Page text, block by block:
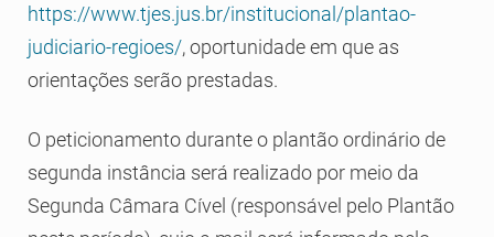
https://www.tjes.jus.br/institucional/plantao-
judiciario-regioes/, oportunidade em que as
orientações serão prestadas.
O peticionamento durante o plantão ordinário de
segunda instância será realizado por meio da
Segunda Câmara Cível (responsável pelo Plantão